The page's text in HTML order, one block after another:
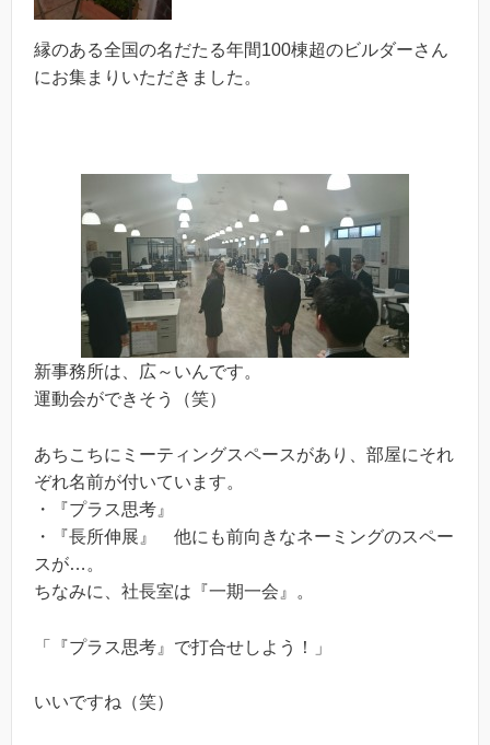
縁のある全国の名だたる年間100棟超のビルダーさん
にお集まりいただきました。
新事務所は、広～いんです。
運動会ができそう（笑）
あちこちにミーティングスペースがあり、部屋にそれ
ぞれ名前が付いています。
・『プラス思考』
・『長所伸展』 他にも前向きなネーミングのスペー
スが…。
ちなみに、社長室は『一期一会』。
「『プラス思考』で打合せしよう！」
いいですね（笑）